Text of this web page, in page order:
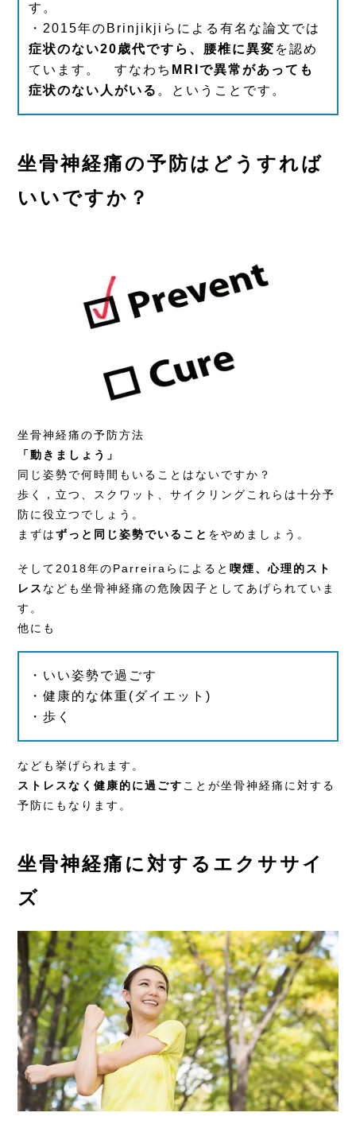
す。
・ 2015年のBrinjikjiら による有名な論文では
症状のない20歳代ですら、腰椎に異変 を認め
ています。 すなわち MRIで異常があっても
症状のない人がいる 。ということです。
坐骨神経痛の予防はどうすれば
いいですか？
坐骨神経痛の予防方法
「動きましょう」
同じ姿勢で何時間もいることはないですか？
歩く，立つ、スクワット、サイクリングこれらは十分予
防に役立つでしょう。
まずはずっと同じ姿勢でいること をやめましょう。
そして 2018年のParreiraら によると 喫煙、心理的スト
レス なども坐骨神経痛の危険因子としてあげられていま
す。
他にも
・いい姿勢で過ごす
・健康的な体重(ダイエット)
・歩く
なども挙げられます。
ストレスなく健康的に過ごす ことが坐骨神経痛に対する
予防にもなります。
坐骨神経痛に対するエクササイ
ズ